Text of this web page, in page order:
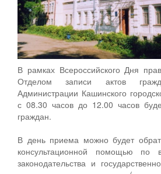
В рамках Всероссийского Дня
Отделом записи актов
Администрации Кашинского
с 08.30 часов до 12.00 часов
граждан.
В день приема можно будет
консультационной помощью по
законодательства и